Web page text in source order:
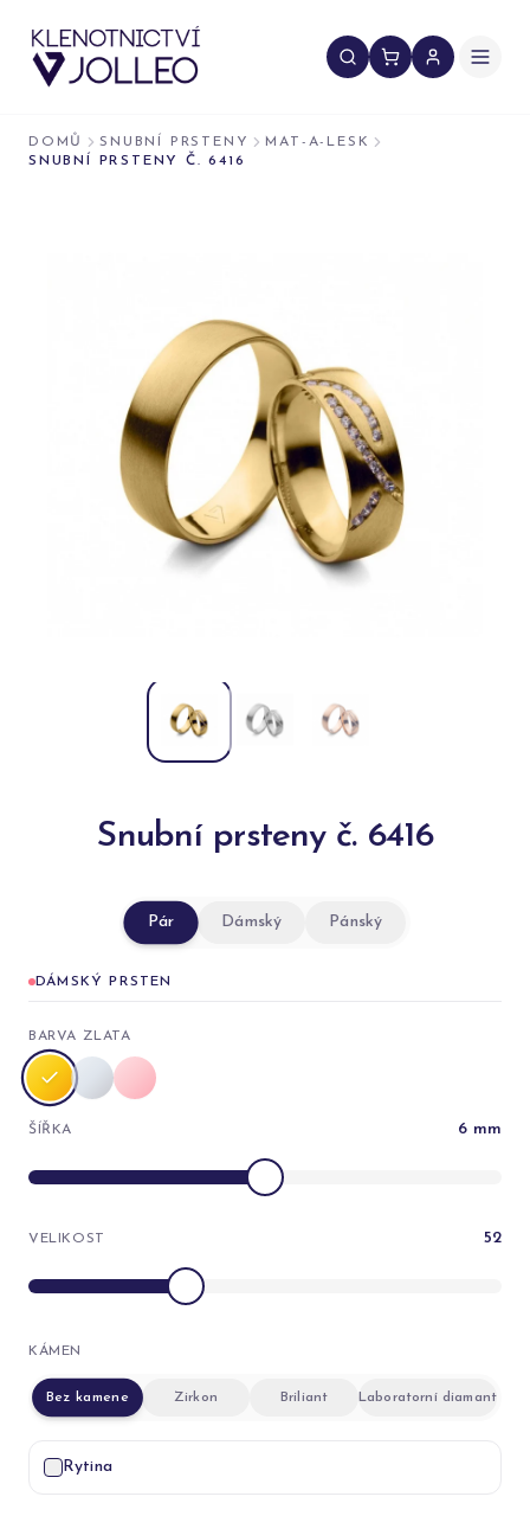
DOMŮ SNUBNÍ PRSTENY
MAT-A-LESK
SNUBNÍ PRSTENY Č. 6416
Snubní prsteny č. 6416
Pár Dámský Pánský
DÁMSKÝ PRSTEN
BARVA ZLATA
ŠÍŘKA 6 mm
VELIKOST 52
KÁMEN
Bez kamene Zirkon Briliant Laboratorní diamant
Rytina